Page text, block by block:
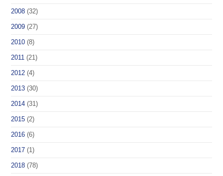
2008 (32)
2009 (27)
2010 (8)
2011 (21)
2012 (4)
2013 (30)
2014 (31)
2015 (2)
2016 (6)
2017 (1)
2018 (78)